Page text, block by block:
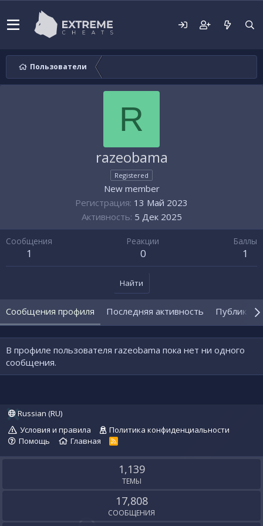
Пользователи
R
razeobama
Registered
New member
Регистрация 13 Май 2023
Активность 5 Дек 2025
Сообщения
1
Реакции
0
Баллы
1
Найти
Сообщения профиля Последняя активность
В профиле пользователя razeobama пока нет ни одного
сообщения.
Russian (RU)
Условия и правила
Политика конфиденциальности
Помощь
Главная
R
S
1,139
ТЕМЫ
17,808
СООБЩЕНИЯ